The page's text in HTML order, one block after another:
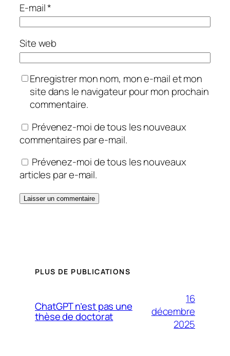
E-mail*
Site web
Enregistrer mon nom, mon e-mail et mon
site dans le navigateur pour mon prochain
commentaire.
Prévenez-moi de tous les nouveaux
commentaires par e-mail.
Prévenez-moi de tous les nouveaux
articles par e-mail.
PLUS DE PUBLICATIONS
ChatGPT n’est pas une
thèse de doctorat
16
décembre
2025